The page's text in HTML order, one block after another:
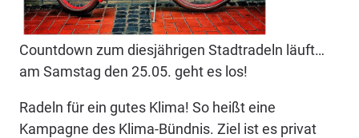
Countdown zum diesjährigen Stadtradeln läuft…
am Samstag den 25.05. geht es los!
Radeln für ein gutes Klima! So heißt eine
Kampagne des Klima-Bündnis. Ziel ist es privat